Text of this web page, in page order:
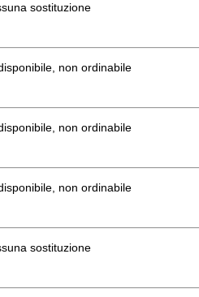
sostituzione
non ordinabile
non ordinabile
non ordinabile
sostituzione